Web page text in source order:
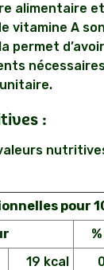
alimentaire
vitamine A
permet
:
pour
19 kcal